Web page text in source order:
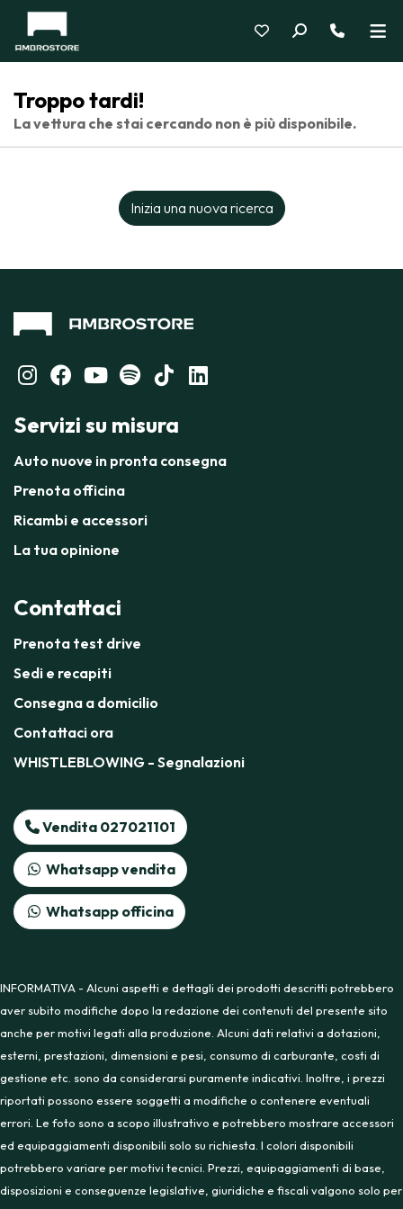
Troppo tardi!
La vettura che stai cercando non è più disponibile.
Inizia una nuova ricerca
Servizi su misura
Auto nuove in pronta consegna
Prenota officina
Ricambi e accessori
La tua opinione
Contattaci
Prenota test drive
Sedi e recapiti
Consegna a domicilio
Contattaci ora
WHISTLEBLOWING - Segnalazioni
Vendita 027021101
Whatsapp vendita
Whatsapp officina
INFORMATIVA - Alcuni aspetti e dettagli dei prodotti descritti potrebbero
aver subito modifiche dopo la redazione dei contenuti del presente sito
anche per motivi legati alla produzione. Alcuni dati relativi a dotazioni,
esterni, prestazioni, dimensioni e pesi, consumo di carburante, costi di
gestione etc. sono da considerarsi puramente indicativi. Inoltre, i prezzi
riportati possono essere soggetti a modifiche o contenere eventuali
errori. Le foto sono a scopo illustrativo e potrebbero mostrare accessori
ed equipaggiamenti disponibili solo su richiesta. I colori disponibili
potrebbero variare per motivi tecnici. Prezzi, equipaggiamenti di base,
disposizioni e conseguenze legislative, giuridiche e fiscali valgono solo per